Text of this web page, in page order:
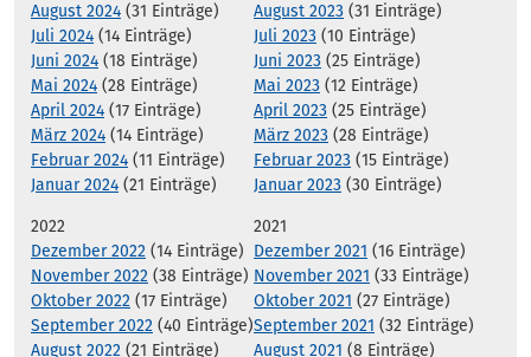
August 2024 (31 Einträge)
Juli 2024 (14 Einträge)
Juni 2024 (18 Einträge)
Mai 2024 (28 Einträge)
April 2024 (17 Einträge)
März 2024 (14 Einträge)
Februar 2024 (11 Einträge)
Januar 2024 (21 Einträge)
August 2023 (31 Einträge)
Juli 2023 (10 Einträge)
Juni 2023 (25 Einträge)
Mai 2023 (12 Einträge)
April 2023 (25 Einträge)
März 2023 (28 Einträge)
Februar 2023 (15 Einträge)
Januar 2023 (30 Einträge)
2022
Dezember 2022 (14 Einträge)
November 2022 (38 Einträge)
Oktober 2022 (17 Einträge)
September 2022 (40 Einträge)
August 2022 (21 Einträge)
2021
Dezember 2021 (16 Einträge)
November 2021 (33 Einträge)
Oktober 2021 (27 Einträge)
September 2021 (32 Einträge)
August 2021 (8 Einträge)